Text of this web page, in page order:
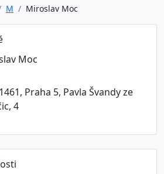
M Miroslav Moc
Moc
Praha 5, Pavla Švandy ze
4